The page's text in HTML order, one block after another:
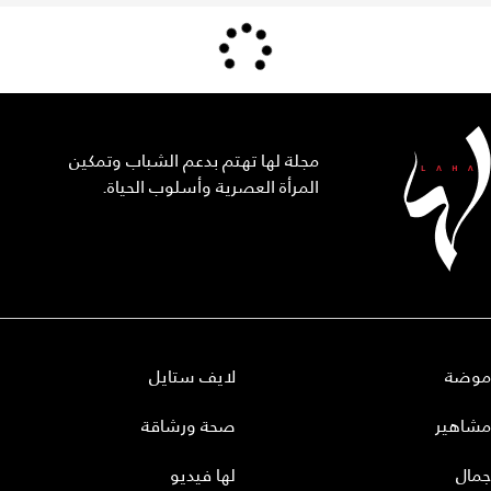
مجلة لها تهتم بدعم الشباب وتمكين
المرأة العصرية وأسلوب الحياة.
موضة
مشاهير
جمال
لايف ستايل
صحة ورشاقة
لها فيديو